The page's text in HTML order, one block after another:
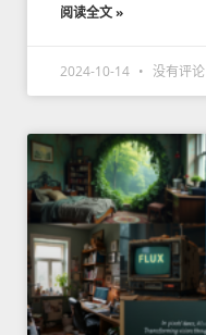
阅读全文 »
2024-10-14 没有评论